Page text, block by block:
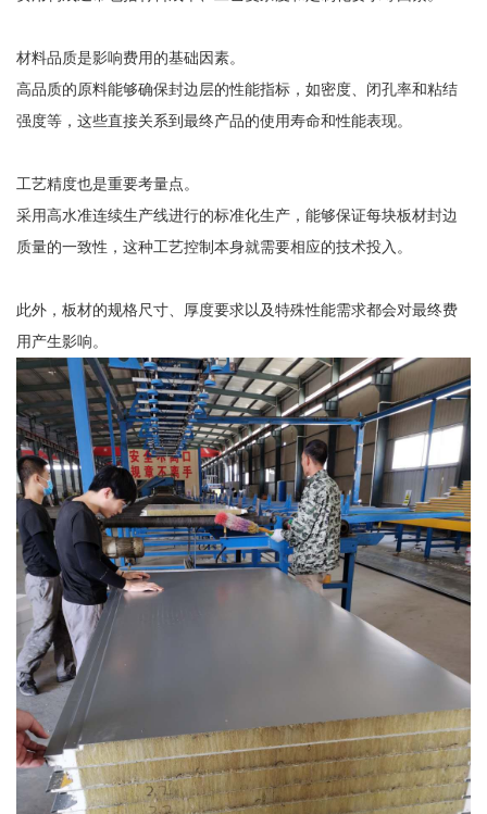
材料品质是影响费用的基础因素。
高品质的原料能够确保封边层的性能指标，如密度、闭孔率和粘结
强度等，这些直接关系到最终产品的使用寿命和性能表现。
工艺精度也是重要考量点。
采用高水准连续生产线进行的标准化生产，能够保证每块板材封边
质量的一致性，这种工艺控制本身就需要相应的技术投入。
此外，板材的规格尺寸、厚度要求以及特殊性能需求都会对最终费
用产生影响。